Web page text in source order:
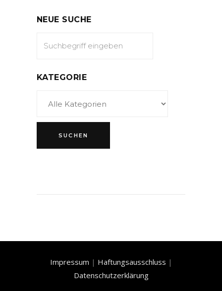
NEUE SUCHE
KATEGORIE
Impressum | Haftungsausschluss |
Datenschutzerklärung